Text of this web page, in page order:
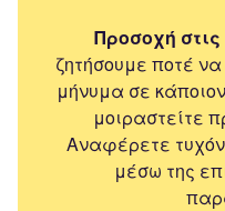
Προσοχή
ζητήσουμε ποτέ
μήνυμα σε
μοιραστείτε
Αναφέρετε
μέσω της